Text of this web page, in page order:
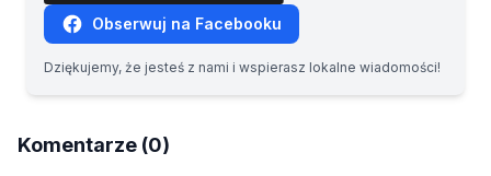
Obserwuj na Facebooku
Dziękujemy, że jesteś z nami i wspierasz lokalne wiadomości!
Komentarze (0)